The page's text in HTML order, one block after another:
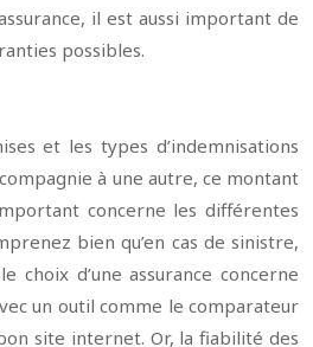
il est aussi important de
possibles.
et les types d’indemnisations
à une autre, ce montant
concerne les différentes
bien qu’en cas de sinistre,
d’une assurance concerne
un outil comme le comparateur
site internet. Or, la fiabilité des